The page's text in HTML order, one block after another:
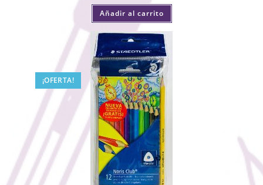
Añadir al carrito
¡OFERTA!